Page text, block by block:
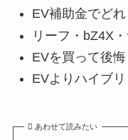
EV補助金でど
リーフ・bZ4X
EVを買って後
EVよりハイブ
あわせて読みたい